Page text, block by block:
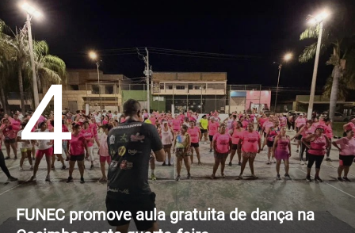
4
FUNEC promove aula gratuita de dança na